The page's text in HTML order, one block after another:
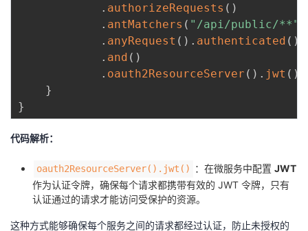
. authorizeRequests ( )
. antMatchers ( "/api/public/**"
. anyRequest ( ) . authenticated ( )
. and ( )
. oauth2ResourceServer ( ) . jwt ( )
}
}
代码解析：
oauth2ResourceServer().jwt() ：在微服务中配置 JWT
作为认证令牌，确保每个请求都携带有效的 JWT 令牌，只有
认证通过的请求才能访问受保护的资源。
这种方式能够确保每个服务之间的请求都经过认证，防止未授权的